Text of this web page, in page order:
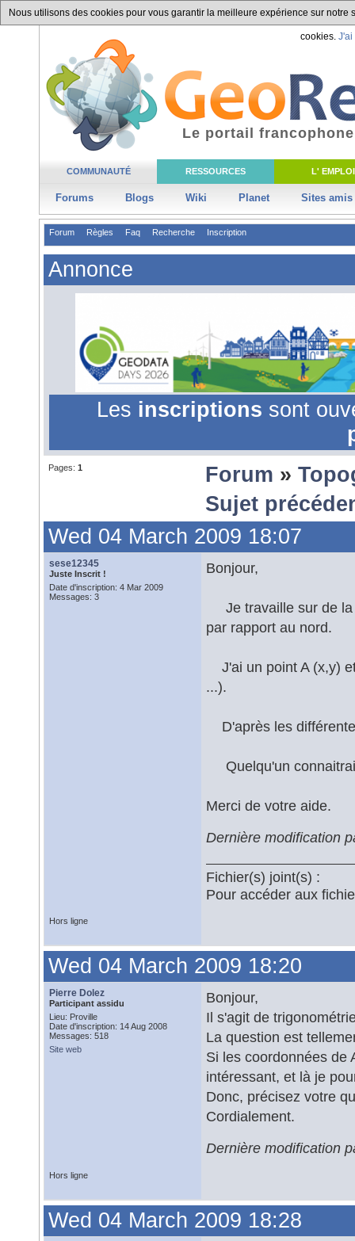
Nous utilisons des cookies pour vous garantir la meilleure expérience sur
cookies. J'ai
COMMUNAUTÉ RESSOURCES L' EMPLOI
Forums Blogs Wiki Planet Sites amis
Le portail
Forum Règles Faq Recherche Inscription
Annonce
Les inscriptions sont
Pages: 1 Forum »
Sujet
Wed 04 March 2009 18:07
sese12345
Juste Inscrit !
Date d'inscription: 4 Mar 2009
Messages: 3
Bonjour,
Je travaille sur de la
par rapport au nord.
J'ai un point A (x,y)
...).
D'après les
Quelqu'un
Merci de votre aide.
Dernière modification
Fichier(s) joint(s) :
Pour accéder aux
Hors ligne
Wed 04 March 2009 18:20
Pierre Dolez
Participant assidu
Lieu: Proville
Date d'inscription: 14 Aug 2008
Messages: 518
Site web
Bonjour,
Il s'agit de
La question est
Si les coordonnées de
intéressant, et là je
Donc, précisez votre
Cordialement.
Dernière modification
Hors ligne
Wed 04 March 2009 18:28